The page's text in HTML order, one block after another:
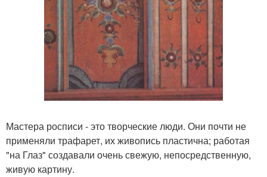
Мастера росписи - это творческие люди. Они почти не
применяли трафарет, их живопись пластична; работая
"на Глаз" создавали очень свежую, непосредственную,
живую картину.